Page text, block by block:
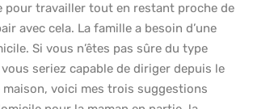
pour travailler tout en restant proche de
avec cela. La famille a besoin d’une
Si vous n’êtes pas sûre du type
vous seriez capable de diriger depuis le
voici mes trois suggestions